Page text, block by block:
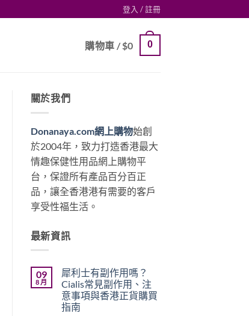
登入 / 註冊
購物車 /$0 0
關於我們
Donanaya.com網上購物始創
於2004年，致力打造香港最大
情趣保健性用品網上購物平
台，保證所有產品百分百正
品，讓全香港港有需要的客戶
享受性福生活。
最新資訊
09
8 月
犀利士有副作用嗎？
Cialis常見副作用、注
意事項與香港正貨購買
指南